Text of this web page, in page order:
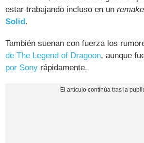
estar trabajando incluso en unremake
Solid.
También suenan con fuerza los
deThe Legend of Dragoon, aunque
por Sony rápidamente.